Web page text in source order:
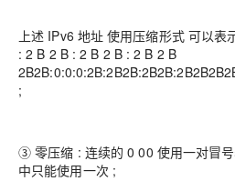
上述 IPv6 地址 使用压缩形式 可以
: 2 B 2 B : 2 B 2 B : 2 B 2 B
;
③ 零压缩 : 连续的 0 00 使用一对冒
中只能使用一次 ;